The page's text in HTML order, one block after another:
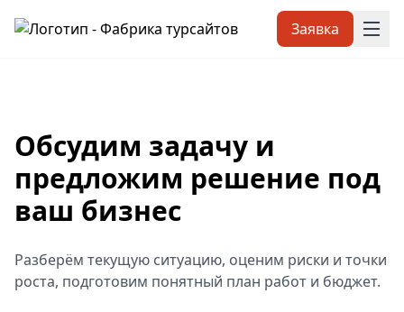
Заявка
Обсудим задачу и
предложим решение под
ваш бизнес
Разберём текущую ситуацию, оценим риски и точки
роста, подготовим понятный план работ и бюджет.